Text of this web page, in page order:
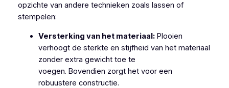
opzichte van andere technieken zoals lassen of
stempelen:
Versterking van het materiaal:Plooien
verhoogt de sterkte en stijfheid van het materiaal
zonder extra gewicht toe te
voegen. Bovendien zorgt het voor een
robuustere constructie.